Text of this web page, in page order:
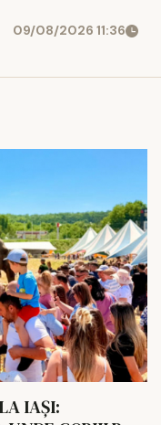
09/08/2026 11:36
IAȘI: